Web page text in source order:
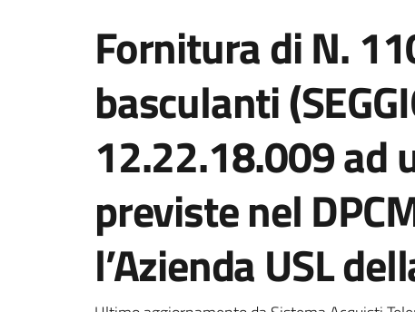
Fornitura di N.
basculanti
12.22.18.009 ad
previste nel
l’Azienda USL